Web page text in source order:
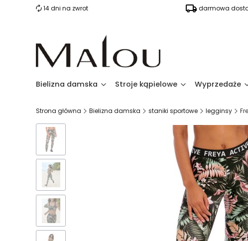
14 dni na zwrot darmowa
Bielizna damska Stroje kąpielowe Wyprzedaże
Strona główna Bielizna damska staniki sportowe legginsy